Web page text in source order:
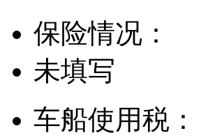
保险情况：
未填写
车船使用税：